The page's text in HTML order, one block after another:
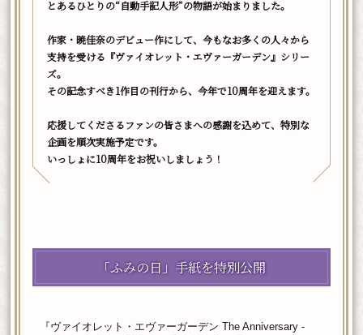
とあるひとりの“自動手記人形”の物語が始まりました。
作家・暁佳奈のデビュー作にして、今もなお多くの人々から
支持を受ける『ヴァイオレット・エヴァーガーデン』シリー
ズ。
その記念すべき1作目の刊行から、今年で10周年を迎えます。
応援してくださるファンの皆さまへの感謝を込めて、特別な
企画を順次実施予定です。
いっしょに10周年をお祝いしましょう！
「ふみの日」手紙を特別公開
『ヴァイオレット・エヴァーガーデン The Anniversary -